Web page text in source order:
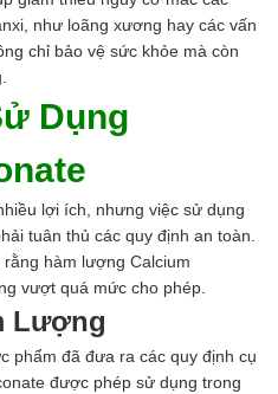
như loãng xương hay các vấn
chỉ bảo vệ sức khỏe mà còn
Dụng
lợi ích, nhưng việc sử dụng
tuân thủ các quy định an toàn.
hàm lượng Calcium
vượt quá mức cho phép.
Lượng
phẩm đã đưa ra các quy định cụ
được phép sử dụng trong